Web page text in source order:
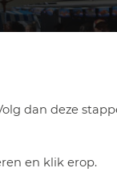
dan deze
en klik erop.